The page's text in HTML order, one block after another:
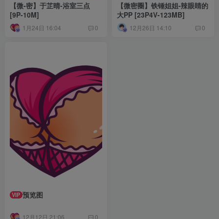
【微-密】于芷晴-浴室三点
[9P-10M]
1月24日 16:04 0
【微密圈】铁锤姐姐-辣眼睛的
大PP [23P4V-123MB]
12月26日 14:10 0
VIP 预览图
12月12日 21:06 0